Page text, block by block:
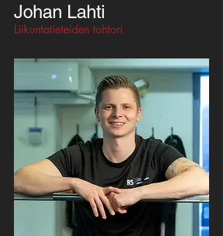
Johan Lahti
Liikuntatieteiden tohtori